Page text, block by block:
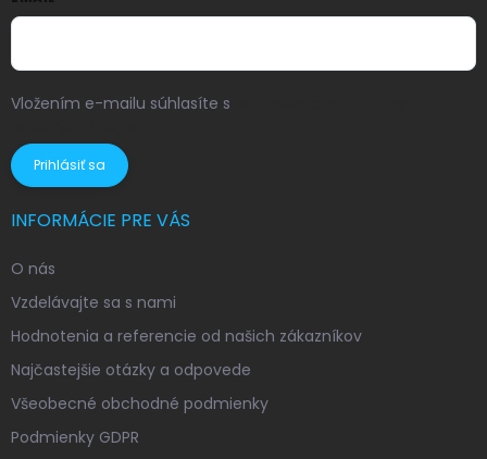
Vložením e-mailu súhlasíte s
Prihlásiť sa
INFORMÁCIE PRE VÁS
O nás
Vzdelávajte sa s nami
Hodnotenia a referencie od našich zákazníkov
Najčastejšie otázky a odpovede
Všeobecné obchodné podmienky
Podmienky GDPR